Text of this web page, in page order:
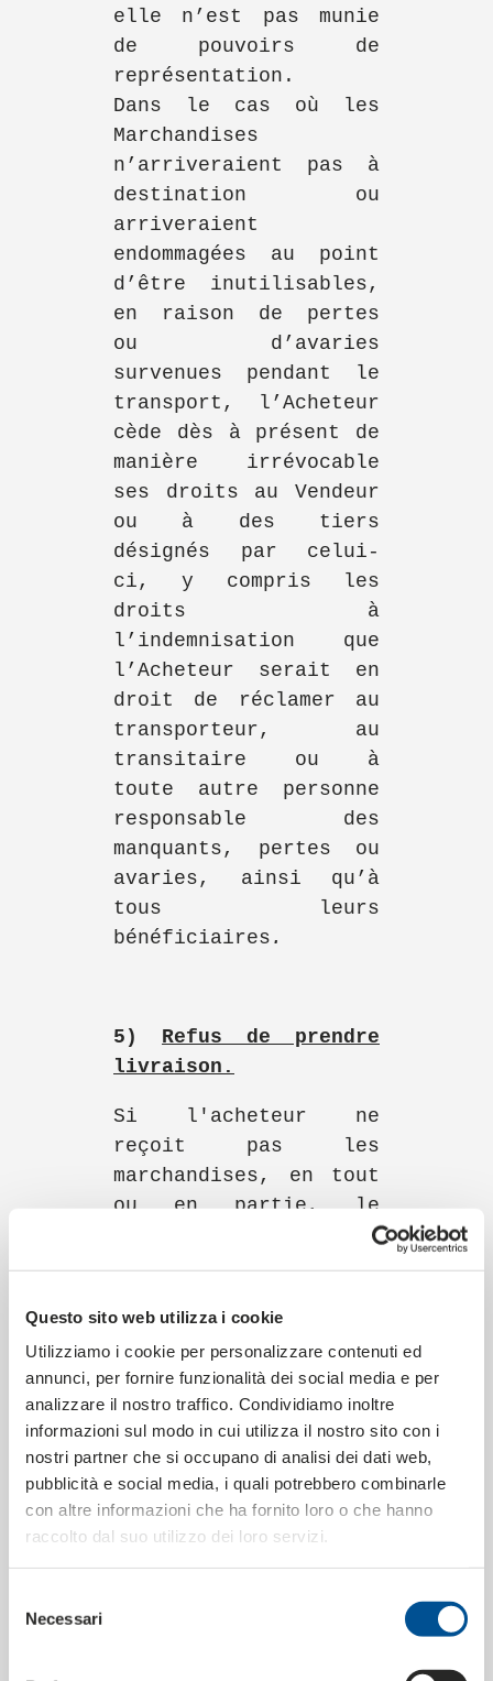
Questo sito web utilizza i cookie
Utilizziamo i cookie per personalizzare contenuti ed
annunci, per fornire funzionalità dei social media e per
analizzare il nostro traffico. Condividiamo inoltre
informazioni sul modo in cui utilizza il nostro sito con i
nostri partner che si occupano di analisi dei dati web,
pubblicità e social media, i quali potrebbero combinarle
con altre informazioni che ha fornito loro o che hanno
raccolto dal suo utilizzo dei loro servizi.
delNecessari
elle n’est pas munie
de pouvoirs de
représentation.
Dans le cas où les
Marchandises
n’arriveraient pas à
destination ou
arriveraient
endommagées au point
d’être inutilisables,
en raison de pertes
ou d’avaries
survenues pendant le
transport, l’Acheteur
cède dès à présent de
manière irrévocable
ses droits au Vendeur
ou à des tiers
désignés par celui-
ci, y compris les
droits à
l’indemnisation que
l’Acheteur serait en
droit de réclamer au
transporteur, au
transitaire ou à
toute autre personne
responsable des
manquants, pertes ou
avaries, ainsi qu’à
tous leurs
bénéficiaires .
5) Refus de prendre
livraison.
Si l'acheteur ne
reçoit pas les
marchandises, en tout
ou en partie, le
vendeur a le droit,
Dans ce cas, le
vendeur est tenu de
payer une pénalité
correspondant au prix
des marchandises
faisant l'objet du
contrat résilié, sans
préjudice de